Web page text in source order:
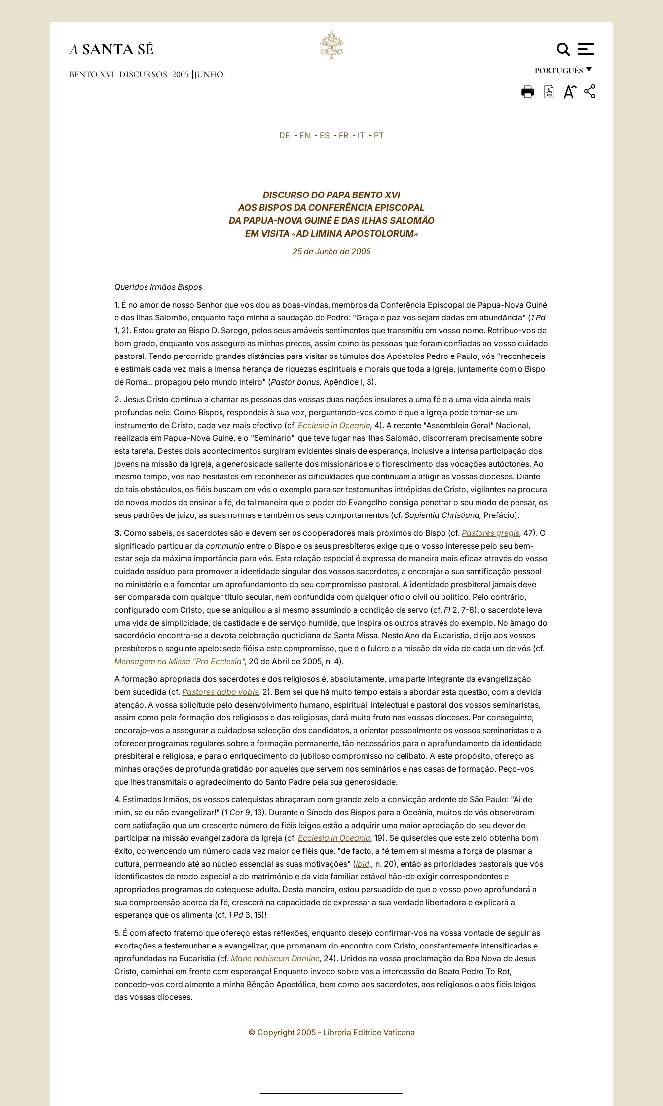
A SANTA SÉ
PORTUGUÊS
FRANÇAIS
BENTO XVI DISCURSOS 2005 JUNHO
DE - EN - ES - FR - IT - PT
DISCURSO DO PAPA BENTO XVI
AOS BISPOS DA CONFERÊNCIA EPISCOPAL
DA PAPUA-NOVA GUINÉ E DAS ILHAS SALOMÃO
EM VISITA «AD LIMINA APOSTOLORUM»
25 de Junho de 2005
Queridos Irmãos Bispos
1. É no amor de nosso Senhor que vos dou as boas-vindas, membros da Conferência Episcopal de Papua-Nova Guiné
e das Ilhas Salomão, enquanto faço minha a saudação de Pedro: "Graça e paz vos sejam dadas em abundância" (1 Pd
1, 2). Estou grato ao Bispo D. Sarego, pelos seus amáveis sentimentos que transmitiu em vosso nome. Retribuo-vos de
bom grado, enquanto vos asseguro as minhas preces, assim como às pessoas que foram confiadas ao vosso cuidado
pastoral. Tendo percorrido grandes distâncias para visitar os túmulos dos Apóstolos Pedro e Paulo, vós "reconheceis
e estimais cada vez mais a imensa herança de riquezas espirituais e morais que toda a Igreja, juntamente com o Bispo
de Roma... propagou pelo mundo inteiro" (Pastor bonus, Apêndice I, 3).
2. Jesus Cristo continua a chamar as pessoas das vossas duas nações insulares a uma fé e a uma vida ainda mais
profundas nele. Como Bispos, respondeis à sua voz, perguntando-vos como é que a Igreja pode tornar-se um
instrumento de Cristo, cada vez mais efectivo (cf. Ecclesia in Oceania, 4). A recente "Assembleia Geral" Nacional,
realizada em Papua-Nova Guiné, e o "Seminário", que teve lugar nas Ilhas Salomão, discorreram precisamente sobre
esta tarefa. Destes dois acontecimentos surgiram evidentes sinais de esperança, inclusive a intensa participação dos
jovens na missão da Igreja, a generosidade saliente dos missionários e o florescimento das vocações autóctones. Ao
mesmo tempo, vós não hesitastes em reconhecer as dificuldades que continuam a afligir as vossas dioceses. Diante
de tais obstáculos, os fiéis buscam em vós o exemplo para ser testemunhas intrépidas de Cristo, vigilantes na procura
de novos modos de ensinar a fé, de tal maneira que o poder do Evangelho consiga penetrar o seu modo de pensar, os
seus padrões de juízo, as suas normas e também os seus comportamentos (cf. Sapientia Christiana, Prefácio).
3. Como sabeis, os sacerdotes são e devem ser os cooperadores mais próximos do Bispo (cf. Pastores gregis, 47). O
significado particular da communio entre o Bispo e os seus presbíteros exige que o vosso interesse pelo seu bem-
estar seja da máxima importância para vós. Esta relação especial é expressa de maneira mais eficaz através do vosso
cuidado assíduo para promover a identidade singular dos vossos sacerdotes, a encorajar a sua santificação pessoal
no ministério e a fomentar um aprofundamento do seu compromisso pastoral. A identidade presbiteral jamais deve
ser comparada com qualquer título secular, nem confundida com qualquer ofício civil ou político. Pelo contrário,
configurado com Cristo, que se aniquilou a si mesmo assumindo a condição de servo (cf. Fl 2, 7-8), o sacerdote leva
uma vida de simplicidade, de castidade e de serviço humilde, que inspira os outros através do exemplo. No âmago do
sacerdócio encontra-se a devota celebração quotidiana da Santa Missa. Neste Ano da Eucaristia, dirijo aos vossos
presbíteros o seguinte apelo: sede fiéis a este compromisso, que é o fulcro e a missão da vida de cada um de vós (cf.
Mensagem na Missa "Pro Ecclesia", 20 de Abril de 2005, n. 4).
A formação apropriada dos sacerdotes e dos religiosos é, absolutamente, uma parte integrante da evangelização
bem sucedida (cf. Pastores dabo vobis, 2). Bem sei que há muito tempo estais a abordar esta questão, com a devida
atenção. A vossa solicitude pelo desenvolvimento humano, espiritual, intelectual e pastoral dos vossos seminaristas,
assim como pela formação dos religiosos e das religiosas, dará muito fruto nas vossas dioceses. Por conseguinte,
encorajo-vos a assegurar a cuidadosa selecção dos candidatos, a orientar pessoalmente os vossos seminaristas e a
oferecer programas regulares sobre a formação permanente, tão necessários para o aprofundamento da identidade
presbiteral e religiosa, e para o enriquecimento do jubiloso compromisso no celibato. A este propósito, ofereço as
minhas orações de profunda gratidão por aqueles que servem nos seminários e nas casas de formação. Peço-vos
que lhes transmitais o agradecimento do Santo Padre pela sua generosidade.
4. Estimados Irmãos, os vossos catequistas abraçaram com grande zelo a convicção ardente de São Paulo: "Ai de
mim, se eu não evangelizar!" (1 Cor9, 16). Durante o Sínodo dos Bispos para a Oceânia, muitos de vós observaram
com satisfação que um crescente número de fiéis leigos estão a adquirir uma maior apreciação do seu dever de
participar na missão evangelizadora da Igreja (cf. Ecclesia in Oceania, 19). Se quiserdes que este zelo obtenha bom
êxito, convencendo um número cada vez maior de fiéis que, "de facto, a fé tem em si mesma a força de plasmar a
cultura, permeando até ao núcleo essencial as suas motivações" (Ibid., n. 20), então as prioridades pastorais que vós
identificastes de modo especial a do matrimónio e da vida familiar estável hão-de exigir correspondentes e
apropriados programas de catequese adulta. Desta maneira, estou persuadido de que o vosso povo aprofundará a
sua compreensão acerca da fé, crescerá na capacidade de expressar a sua verdade libertadora e explicará a
esperança que os alimenta (cf. 1 Pd 3, 15)!
5. É com afecto fraterno que ofereço estas reflexões, enquanto desejo confirmar-vos na vossa vontade de seguir as
exortações a testemunhar e a evangelizar, que promanam do encontro com Cristo, constantemente intensificadas e
aprofundadas na Eucaristia (cf. Mane nobiscum Domine, 24). Unidos na vossa proclamação da Boa Nova de Jesus
Cristo, caminhai em frente com esperança! Enquanto invoco sobre vós a intercessão do Beato Pedro To Rot,
concedo-vos cordialmente a minha Bênção Apostólica, bem como aos sacerdotes, aos religiosos e aos fiéis leigos
das vossas dioceses.
© Copyright 2005 - Libreria Editrice Vaticana